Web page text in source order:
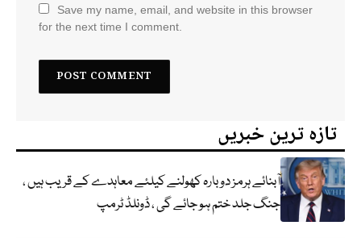
Save my name, email, and website in this browser
for the next time I comment.
تازہ ترین خبریں
آبنائے ہرمز دوبارہ کھولنے کیلئے معاہدے کے قریب ہیں ،
جنگ جلد ختم ہو جائے گی ، ڈونلڈ ٹرمپ